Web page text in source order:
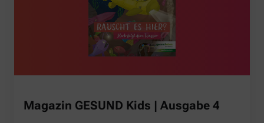
Magazin GESUND Kids | Ausgabe 4